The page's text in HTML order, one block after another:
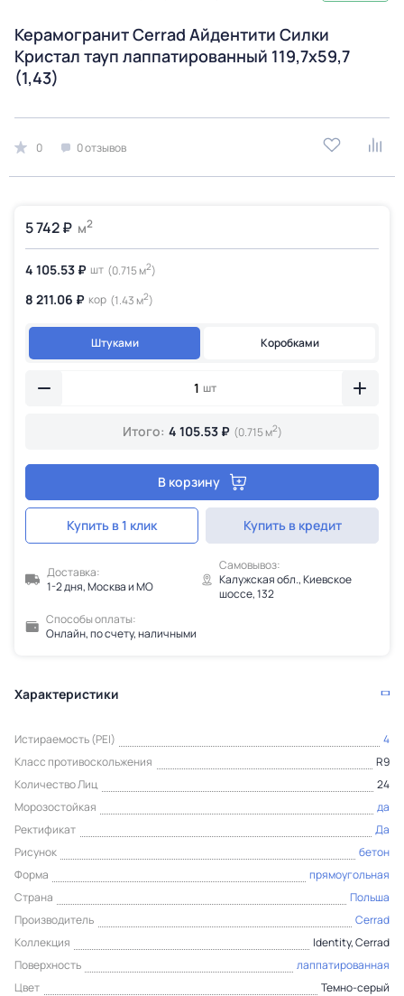
Керамогранит Cerrad Айдентити Силки
Кристал тауп лаппатированный 119,7x59,7
(1,43)
0 0 отзывов
5 742 ₽ м2
4 105.53 ₽ шт (0.715 м2)
8 211.06 ₽ кор (1.43 м2)
Штуками Коробками
шт
Итого: 4 105.53 ₽ (0.715 м2)
В корзину
Купить в 1 клик Купить в кредит
Доставка:
1-2 дня, Москва и МО
Самовывоз:
Калужская обл., Киевское
шоссе, 132
Способы оплаты:
Онлайн, по счету, наличными
Характеристики
Истираемость (PEI)
4
Класс противоскольжения
R9
Количество Лиц
24
Морозостойкая
да
Ректификат
Да
Рисунок
бетон
Форма
прямоугольная
Страна
Польша
Производитель
Cerrad
Коллекция
Identity, Cerrad
Поверхность
лаппатированная
Цвет
Темно-серый